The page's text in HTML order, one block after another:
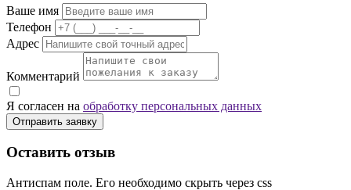
Ваше имя
Телефон
Адрес
Комментарий
Я согласен на обработку персональных данных
Отправить заявку
Оставить отзыв
Антиспам поле. Его необходимо скрыть через css